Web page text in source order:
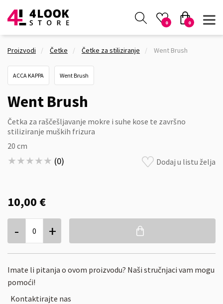
0 0
Proizvodi Četke Četke za stiliziranje Went Brush
ACCA KAPPA Went Brush
Went Brush
Četka za raščešljavanje mokre i suhe kose te završno
stiliziranje muških frizura
20 cm
★★★★★
★★★★★ (0) Dodaj u listu želja
10,00 €
- 0 +
Imate li pitanja o ovom proizvodu? Naši stručnjaci vam mogu
pomoći!
Kontaktirajte nas